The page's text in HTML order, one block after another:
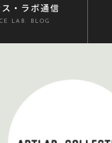
・ラボ通信
LAB. BLOG